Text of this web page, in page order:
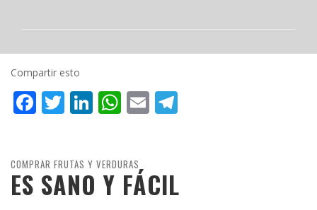
Compartir esto
Facebook
Twitter
LinkedIn
WhatsApp
Email
COMPRAR FRUTAS Y VERDURAS
ES SANO Y FÁCIL